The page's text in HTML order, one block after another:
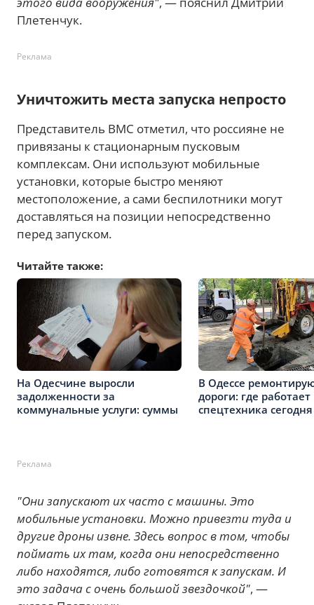
Плетенчук.
Реклама
Уничтожить места запуска непросто
Представитель ВМС отметил, что россияне не
привязаны к стационарным пусковым
комплексам. Они используют мобильные
установки, которые быстро меняют
местоположение, а сами беспилотники могут
доставляться на позиции непосредственно
перед запуском.
Читайте также:
На Одесчине выросли
задолженности за
коммунальные услуги: суммы
В Одессе
дороги: где работает
спецтехника сегодня
Реклама
"Они запускают их часто с машины. Это
мобильные установки. Можно привезти туда и
другие дроны извне. Здесь вопрос в том, чтобы
поймать их там, когда они непосредственно
либо находятся, либо готовятся к запускам. И
это задача с очень большой звездочкой", —